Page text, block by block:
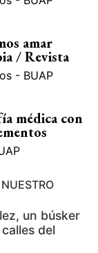
amar
/ Revista
- BUAP
médica con
un búsker
del